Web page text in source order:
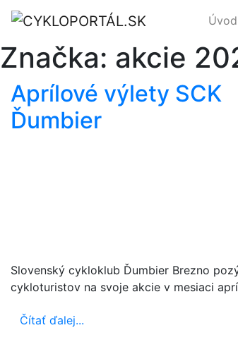
Úvod
Značka: akcie
Aprílové výlety SCK
Ďumbier
Slovenský cykloklub Ďumbier Brezno
cykloturistov na svoje akcie v mesiaci
Čítať ďalej...